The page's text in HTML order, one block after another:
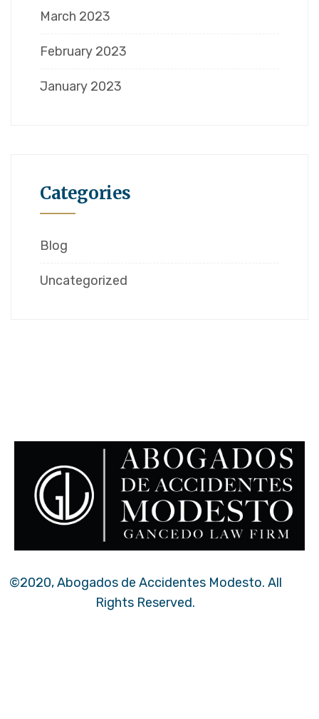
March 2023
February 2023
January 2023
Categories
Blog
Uncategorized
©2020, Abogados de Accidentes Modesto. All
Rights Reserved.